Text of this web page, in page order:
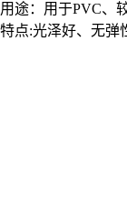
用途：用于PVC、
特点:光泽好、无弹